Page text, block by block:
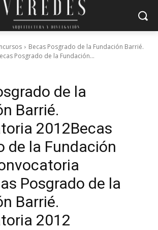
Becas Posgrado de la Fundación Barrié.
Posgrado de la Fundación...
de la
Barrié.
2012Becas
de la Fundación
Posgrado de la
Barrié.
2012